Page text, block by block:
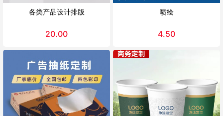
各类产品设计排版
20.00
喷绘
4.50